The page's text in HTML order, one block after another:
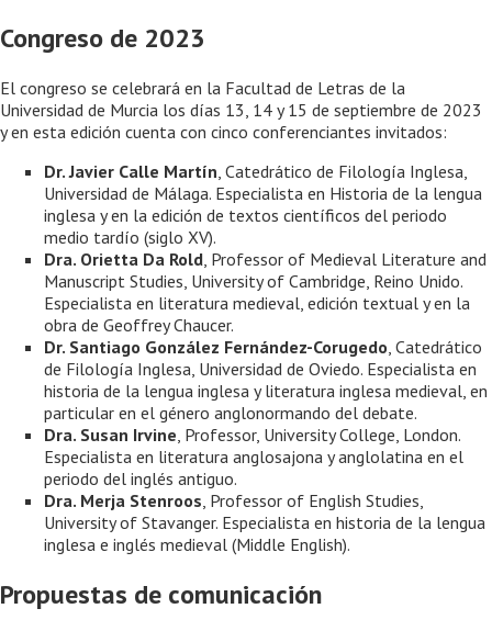
Congreso de 2023
El congreso se celebrará en la Facultad de Letras de la
Universidad de Murcia los días 13, 14 y 15 de septiembre de 2023
y en esta edición cuenta con cinco conferenciantes invitados:
Dr. Javier Calle Martín , Catedrático de Filología Inglesa,
Universidad de Málaga. Especialista en Historia de la lengua
inglesa y en la edición de textos científicos del periodo
medio tardío (siglo XV).
Dra. Orietta Da Rold , Professor of Medieval Literature and
Manuscript Studies, University of Cambridge, Reino Unido.
Especialista en literatura medieval, edición textual y en la
obra de Geoffrey Chaucer.
Dr. Santiago González Fernández-Corugedo , Catedrático
de Filología Inglesa, Universidad de Oviedo. Especialista en
historia de la lengua inglesa y literatura inglesa medieval, en
particular en el género anglonormando del debate.
Dra. Susan Irvine , Professor, University College, London.
Especialista en literatura anglosajona y anglolatina en el
periodo del inglés antiguo.
Dra. Merja Stenroos , Professor of English Studies,
University of Stavanger. Especialista en historia de la lengua
inglesa e inglés medieval (Middle English).
Propuestas de comunicación